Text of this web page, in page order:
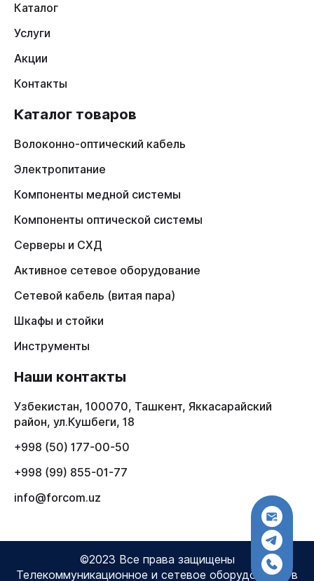
Каталог
Услуги
Акции
Контакты
Каталог товаров
Волоконно-оптический кабель
Электропитание
Компоненты медной системы
Компоненты оптической системы
Серверы и СХД
Активное сетевое оборудование
Сетевой кабель (витая пара)
Шкафы и стойки
Инструменты
Наши контакты
Узбекистан, 100070, Ташкент, Яккасарайский
район, ул.Кушбеги, 18
+998 (50) 177-00-50
+998 (99) 855-01-77
info@forcom.uz
©2023 Все права защищены
Телекоммуникационное и сетевое оборудование в